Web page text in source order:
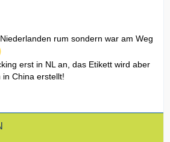
rum sondern war am Weg
erst in NL an, das Etikett wird aber
China erstellt!